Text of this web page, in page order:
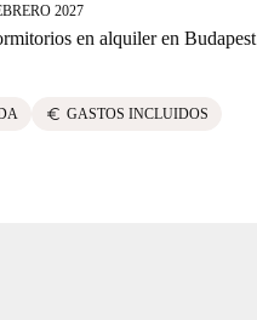
2027
en alquiler en Budapest
euro GASTOS INCLUIDOS